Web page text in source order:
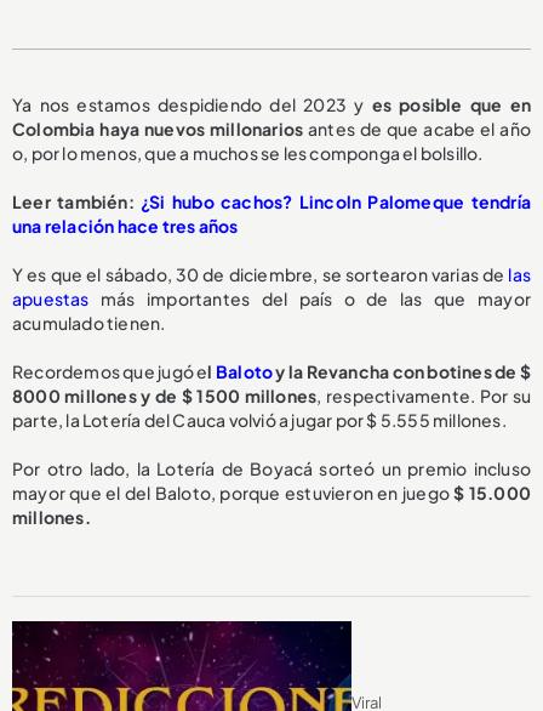
Ya nos estamos despidiendo del 2023 y es posible que en
Colombia haya nuevos millonarios antes de que acabe el año
o, por lo menos, que a muchos se les componga el bolsillo.
Leer también: ¿Si hubo cachos? Lincoln Palomeque tendría
una relación hace tres años
Y es que el sábado, 30 de diciembre, se sortearon varias de las
apuestas más importantes del país o de las que mayor
acumulado tienen.
Recordemos que jugó el Balotoy la Revancha con botines de $
8000 millones y de $ 1500 millones, respectivamente. Por su
parte, la Lotería del Cauca volvió a jugar por $ 5.555 millones.
Por otro lado, la Lotería de Boyacá sorteó un premio incluso
mayor que el del Baloto, porque estuvieron en juego$ 15.000
millones.
Viral